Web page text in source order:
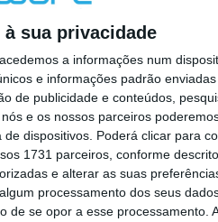
sua privacidade
a informações num
e informações padrão
de publicidade e conteúdos,
e os nossos parceiros
dispositivos. Poderá clicar para
1731 parceiros, conforme
e alterar as suas
processamento dos seus
de se opor a esse processamento.
queres navegar e o gestor de
tools escolhes ‘Opções’ ou
local para colocares um visto